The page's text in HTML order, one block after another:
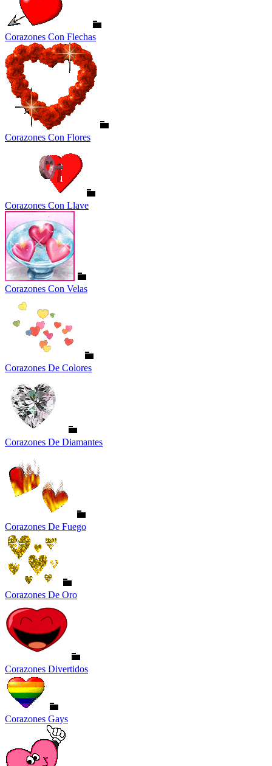
Corazones Con Flechas
Corazones Con Flores
Corazones Con Llave
Corazones Con Velas
Corazones De Colores
Corazones De Diamantes
Corazones De Fuego
Corazones De Oro
Corazones Divertidos
Corazones Gays